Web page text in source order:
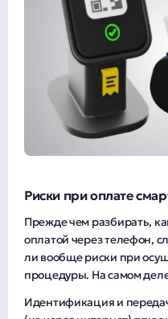
Риски при оплате
Прежде чем разбирать,
оплатой через телефон,
ли вообще риски при
процедуры. На самом
Идентификация и